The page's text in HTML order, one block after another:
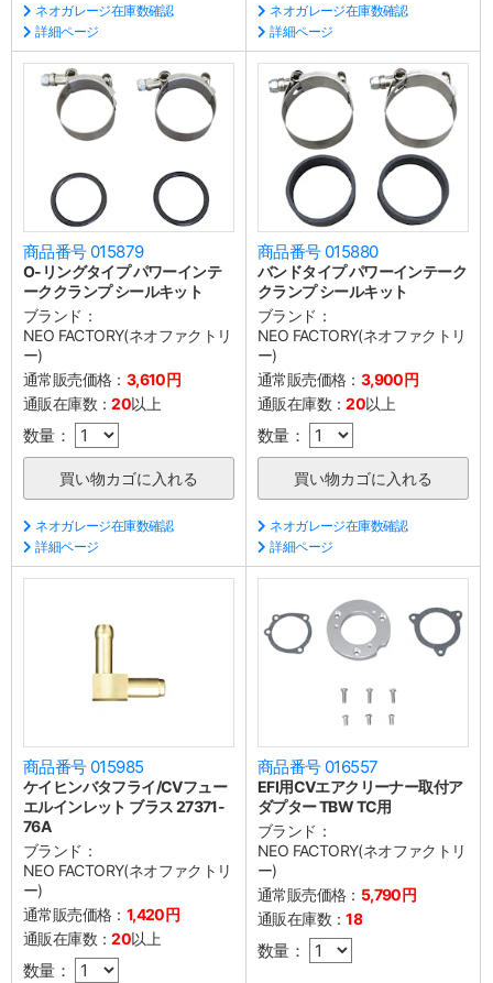
ネオガレージ在庫数確認
詳細ページ
ネオガレージ在庫数確認
詳細ページ
商品番号 015879
O-リングタイプ パワーインテ
ーククランプ シールキット
ブランド：
NEO FACTORY(ネオファクトリ
ー)
通常販売価格： 3,610円
通販在庫数：20以上
数量：
ネオガレージ在庫数確認
詳細ページ
商品番号 015880
バンドタイプ パワーインテーク
クランプ シールキット
ブランド：
NEO FACTORY(ネオファクトリ
ー)
通常販売価格： 3,900円
通販在庫数：20以上
数量：
ネオガレージ在庫数確認
詳細ページ
商品番号 015985
ケイヒンバタフライ/CVフュー
エルインレット ブラス 27371-
76A
ブランド：
NEO FACTORY(ネオファクトリ
ー)
通常販売価格： 1,420円
通販在庫数：20以上
数量：
商品番号 016557
EFI用CVエアクリーナー取付ア
ダプター TBW TC用
ブランド：
NEO FACTORY(ネオファクトリ
ー)
通常販売価格： 5,790円
通販在庫数：18
数量：